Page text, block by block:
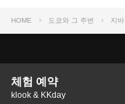
체험 예약
klook & KKday
HOME 도쿄와 그 주변 지바